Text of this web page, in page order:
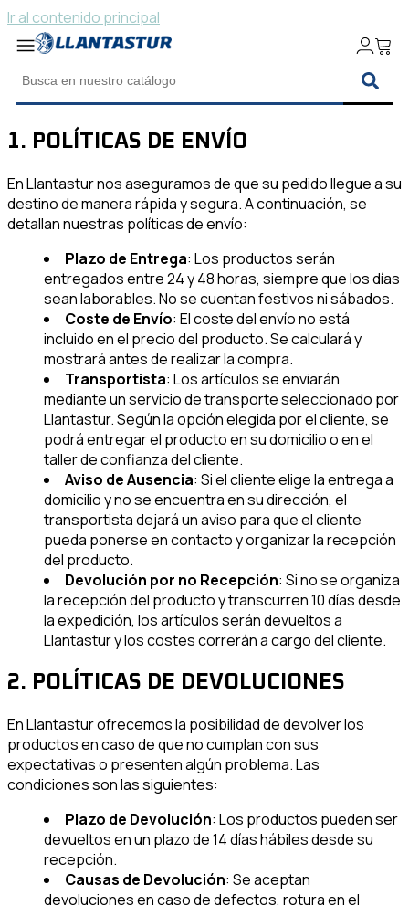
Ir al contenido principal
1. POLÍTICAS DE ENVÍO
En Llantastur nos aseguramos de que su pedido llegue a su
destino de manera rápida y segura. A continuación, se
detallan nuestras políticas de envío:
Plazo de Entrega: Los productos serán
entregados entre 24 y 48 horas, siempre que los días
sean laborables. No se cuentan festivos ni sábados.
Coste de Envío: El coste del envío no está
incluido en el precio del producto. Se calculará y
mostrará antes de realizar la compra.
Transportista: Los artículos se enviarán
mediante un servicio de transporte seleccionado por
Llantastur. Según la opción elegida por el cliente, se
podrá entregar el producto en su domicilio o en el
taller de confianza del cliente.
Aviso de Ausencia: Si el cliente elige la entrega a
domicilio y no se encuentra en su dirección, el
transportista dejará un aviso para que el cliente
pueda ponerse en contacto y organizar la recepción
del producto.
Devolución por no Recepción: Si no se organiza
la recepción del producto y transcurren 10 días desde
la expedición, los artículos serán devueltos a
Llantastur y los costes correrán a cargo del cliente.
2. POLÍTICAS DE DEVOLUCIONES
En Llantastur ofrecemos la posibilidad de devolver los
productos en caso de que no cumplan con sus
expectativas o presenten algún problema. Las
condiciones son las siguientes:
Plazo de Devolución: Los productos pueden ser
devueltos en un plazo de 14 días hábiles desde su
recepción.
Causas de Devolución: Se aceptan
devoluciones en caso de defectos, rotura en el